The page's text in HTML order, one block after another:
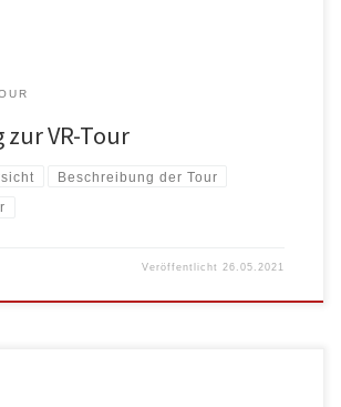
VR-Tour
Beschreibung der Tour
Veröffentlicht26.05.2021